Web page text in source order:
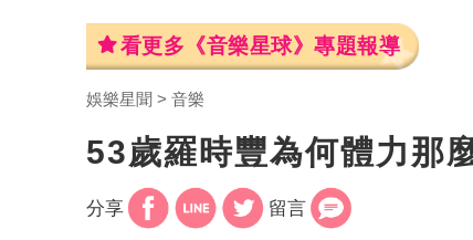
看更多《音樂星球》專題報導
娛樂星聞 音樂
53歲羅時豐為何體力那
分享 留言